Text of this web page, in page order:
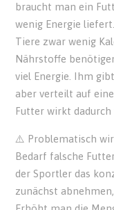
braucht man ein
wenig Energie
Tiere zwar wenig
Nährstoffe
viel Energie. Ihm
aber verteilt auf
Futter wirkt dadurch
⚠️ Problematisch
Bedarf falsche
der Sportler das
zunächst